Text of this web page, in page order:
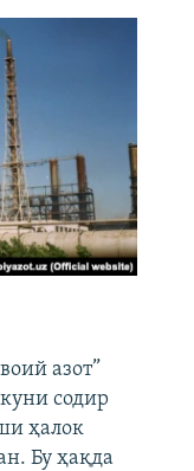
азот”
содир
ҳалок
Бу ҳақда